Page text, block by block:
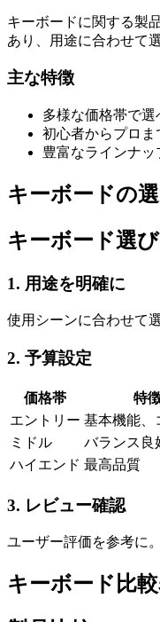
キーボードに関する製
あり、用途に合わせて
主な特徴
多様な価格帯で選
初心者からプロま
豊富なラインナッ
キーボードの
キーボード選
1. 用途を明確に
使用シーンに合わせて
2. 予算設定
価格帯
特
エントリー 基本機能
ミドル
バランス良
ハイエンド 最高品質
3. レビュー確認
ユーザー評価を参考に。
キーボード比